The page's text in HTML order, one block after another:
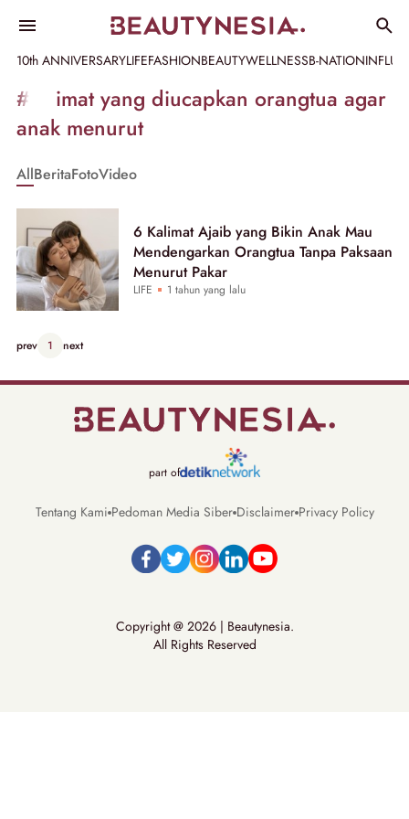
10th ANNIVERSARYLIFEFASHIONBEAUTYWELLNESSB-NATION
Informasi
[GET_DATA_TITLE]
Beautynesia
#kalimat yang diucapkan orangtua agar
anak menurut
AllBeritaFotoVideo
6 Kalimat Ajaib yang Bikin Anak Mau
Mendengarkan Orangtua Tanpa Paksaan
Menurut Pakar
LIFE 1 tahun yang lalu
prev 1 next
part of
Tentang Kami Pedoman Media Siber Disclaimer Privacy Policy
Copyright @ 2026 | Beautynesia.
All Rights Reserved